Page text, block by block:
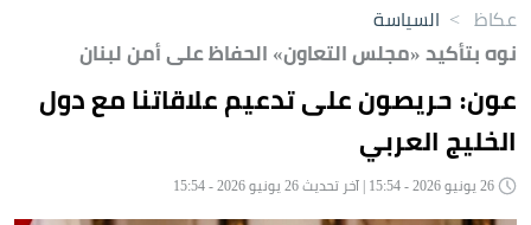
عكاظ > السياسة
نوه بتأكيد «مجلس التعاون» الحفاظ على أمن لبنان
عون: حريصون على تدعيم علاقاتنا مع دول
الخليج العربي